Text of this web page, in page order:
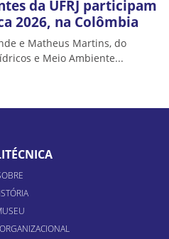
da UFRJ participam
2026, na Colômbia
e Matheus Martins, do
e Meio Ambiente...